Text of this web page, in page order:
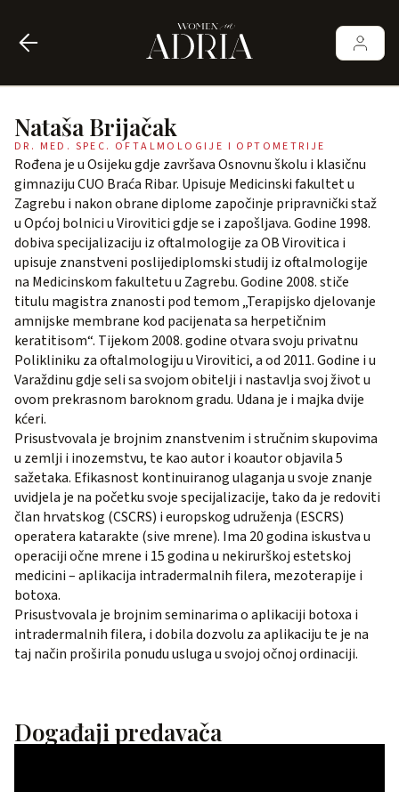
Nataša Brijačak
DR. MED. SPEC. OFTALMOLOGIJE I OPTOMETRIJE
Rođena je u Osijeku gdje završava Osnovnu školu i klasičnu
gimnaziju CUO Braća Ribar. Upisuje Medicinski fakultet u
Zagrebu i nakon obrane diplome započinje pripravnički staž
u Općoj bolnici u Virovitici gdje se i zapošljava. Godine 1998.
dobiva specijalizaciju iz oftalmologije za OB Virovitica i
upisuje znanstveni poslijediplomski studij iz oftalmologije
na Medicinskom fakultetu u Zagrebu. Godine 2008. stiče
titulu magistra znanosti pod temom „Terapijsko djelovanje
amnijske membrane kod pacijenata sa herpetičnim
keratitisom“. Tijekom 2008. godine otvara svoju privatnu
Polikliniku za oftalmologiju u Virovitici, a od 2011. Godine i u
Varaždinu gdje seli sa svojom obitelji i nastavlja svoj život u
ovom prekrasnom baroknom gradu. Udana je i majka dvije
kćeri.
Prisustvovala je brojnim znanstvenim i stručnim skupovima
u zemlji i inozemstvu, te kao autor i koautor objavila 5
sažetaka. Efikasnost kontinuiranog ulaganja u svoje znanje
uvidjela je na početku svoje specijalizacije, tako da je redoviti
član hrvatskog (CSCRS) i europskog udruženja (ESCRS)
operatera katarakte (sive mrene). Ima 20 godina iskustva u
operaciji očne mrene i 15 godina u nekirurškoj estetskoj
medicini – aplikacija intradermalnih filera, mezoterapije i
botoxa.
Prisustvovala je brojnim seminarima o aplikaciji botoxa i
intradermalnih filera, i dobila dozvolu za aplikaciju te je na
taj način proširila ponudu usluga u svojoj očnoj ordinaciji.
Događaji predavača